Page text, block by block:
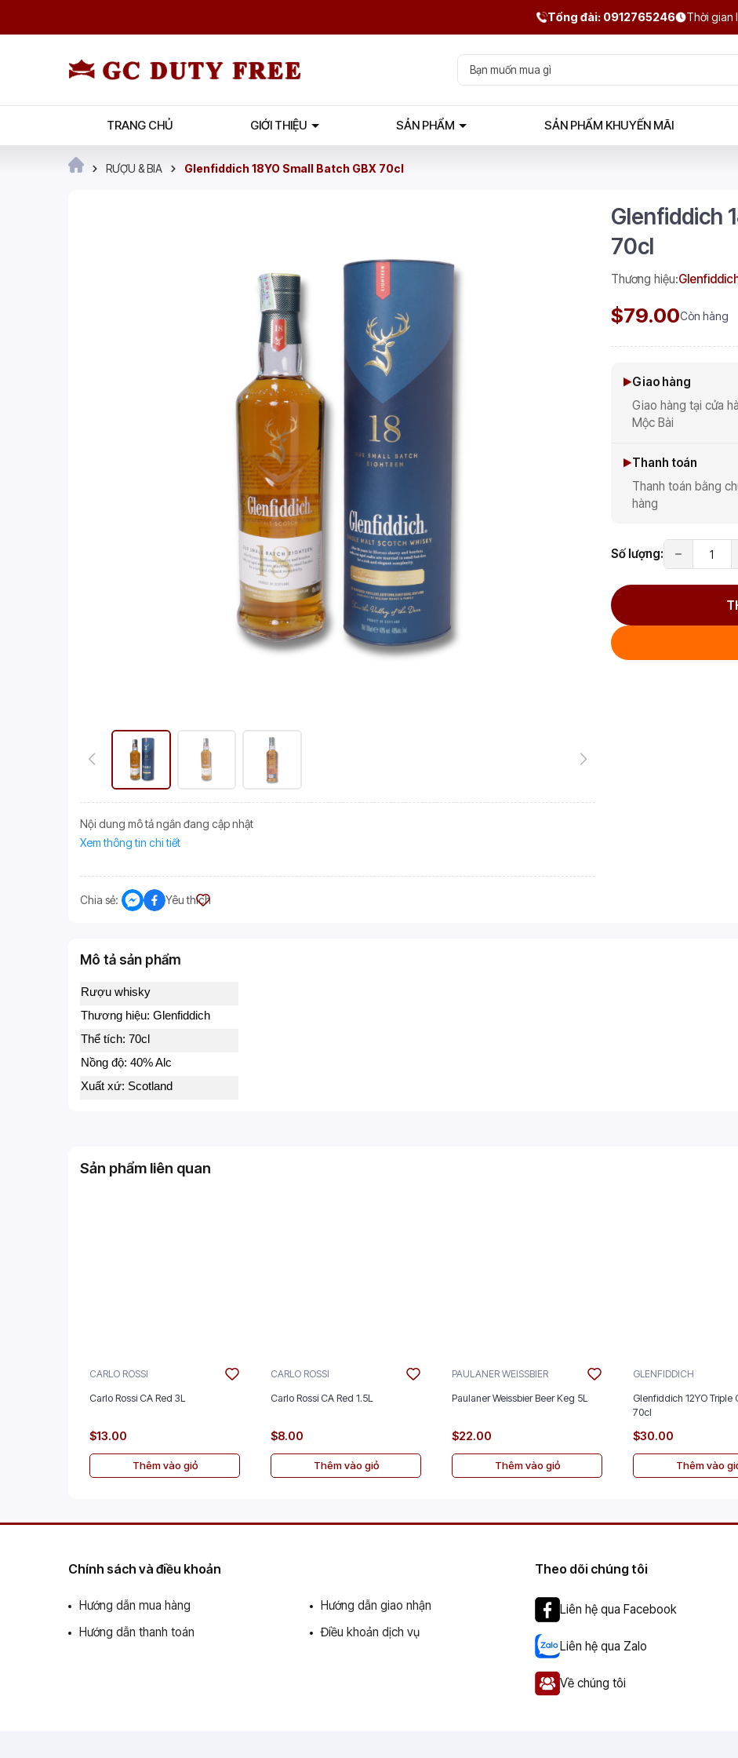
Tổng đài: 0912765246 Thời gian
TRANG CHỦ GIỚI THIỆU SẢN PHẨM SẢN PHẨM KHUYẾN MÃI
RƯỢU & BIA Glenfiddich 18YO Small Batch GBX 70cl
Nội dung mô tả ngắn đang cập nhật
Xem thông tin chi tiết
Chia sẻ: Yêu thích
Glenfiddich
70cl
Thương hiệu:
$79.00Còn hàng
Giao hàng
Giao hàng tại cửa
Mộc Bài
Thanh toán
Thanh toán bằng
hàng
Số lượng:
Mô tả sản phẩm
Rượu whisky
Thương hiệu: Glenfiddich
Thể tích: 70cl
Nồng độ: 40% Alc
Xuất xứ: Scotland
Sản phẩm liên quan
CARLO ROSSI
Carlo Rossi CA Red 3L
$13.00
Thêm vào giỏ
CARLO ROSSI
Carlo Rossi CA Red 1.5L
$8.00
Thêm vào giỏ
PAULANER WEISSBIER
Paulaner Weissbier Beer Keg 5L
$22.00
Thêm vào giỏ
GLENFIDDICH
Glenfiddich 12YO Triple
70cl
$30.00
Thêm vào
Chính sách và điều khoản
Hướng dẫn mua hàng
Hướng dẫn thanh toán
Hướng dẫn giao nhận
Điều khoản dịch vụ
Theo dõi chúng tôi
Liên hệ qua Facebook
Liên hệ qua Zalo
Về chúng tôi